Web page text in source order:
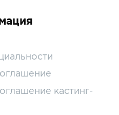
кастинг-